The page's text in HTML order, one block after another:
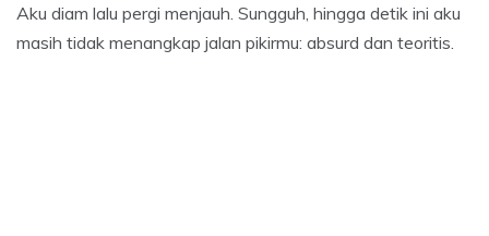
Aku diam lalu pergi menjauh. Sungguh, hingga detik ini aku
masih tidak menangkap jalan pikirmu: absurd dan teoritis.